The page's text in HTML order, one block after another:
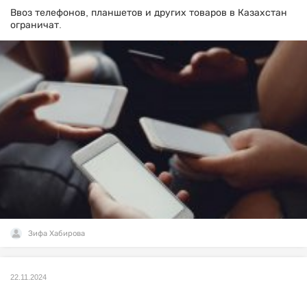
Ввоз телефонов, планшетов и других товаров в Казахстан
ограничат.
Зифа Хабирова
22.11.2024